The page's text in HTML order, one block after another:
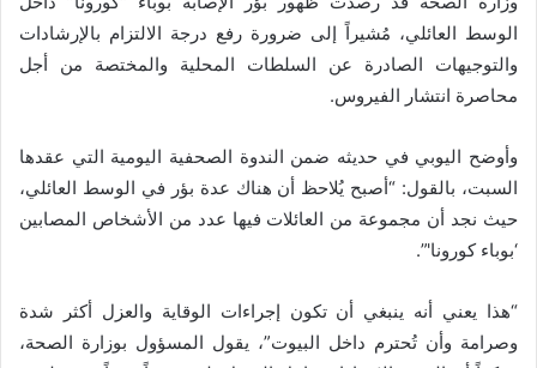
الوسط العائلي، مُشيراً إلى ضرورة رفع درجة الالتزام بالإرشادات
والتوجيهات الصادرة عن السلطات المحلية والمختصة من أجل
محاصرة انتشار الفيروس.
وأوضح اليوبي في حديثه ضمن الندوة الصحفية اليومية التي عقدها
السبت، بالقول: “أصبح يُلاحظ أن هناك عدة بؤر في الوسط العائلي،
حيث نجد أن مجموعة من العائلات فيها عدد من الأشخاص المصابين
‘بوباء كورونا'”.
“هذا يعني أنه ينبغي أن تكون إجراءات الوقاية والعزل أكثر شدة
وصرامة وأن تُحترم داخل البيوت”، يقول المسؤول بوزارة الصحة،